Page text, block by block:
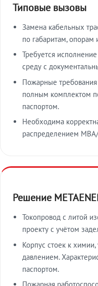
Типовые вызовы
Замена кабельных
по габаритам, опорам
Требуется
среду с
Пожарные
полным комплектом
паспортом.
Необходима
распределением
Решение
Токопровод с литой
проекту с учётом
Корпус стоек к
давлением.
паспортом.